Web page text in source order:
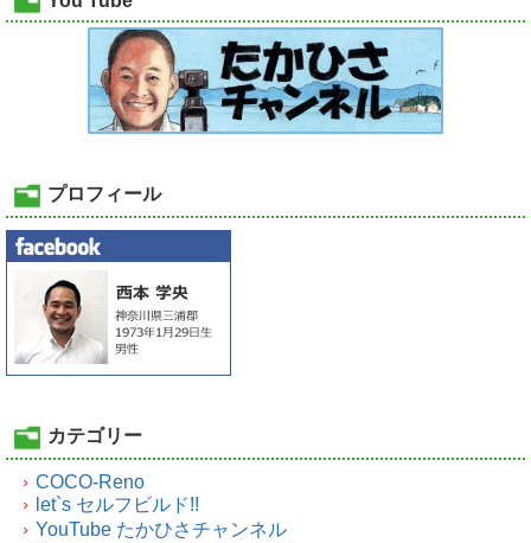
プロフィール
カテゴリー
COCO-Reno
let`s セルフビルド!!
YouTube たかひさチャンネル